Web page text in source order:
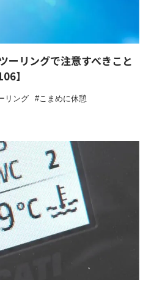
ーリングで注意すべきこと
】
リング
こまめに休憩